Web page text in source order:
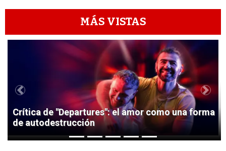
MÁS VISTAS
1
Crítica de "Departures": el amor como una forma
de autodestrucción
Previous Next